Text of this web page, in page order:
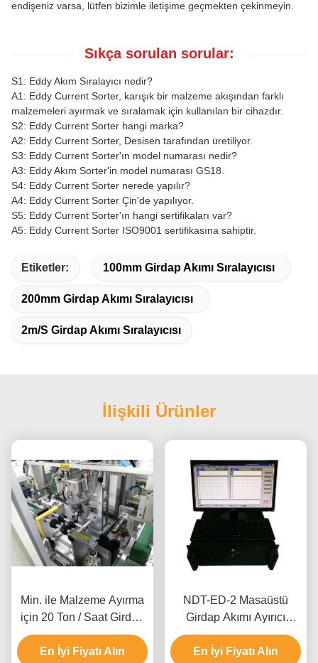
endişeniz varsa, lütfen bizimle iletişime geçmekten çekinmeyin.
Sıkça sorulan sorular:
S1: Eddy Akım Sıralayıcı nedir?
A1: Eddy Current Sorter, karışık bir malzeme akışından farklı
malzemeleri ayırmak ve sıralamak için kullanılan bir cihazdır.
S2: Eddy Current Sorter hangi marka?
A2: Eddy Current Sorter, Desisen tarafından üretiliyor.
S3: Eddy Current Sorter'ın model numarası nedir?
A3: Eddy Akım Sorter'in model numarası GS18.
S4: Eddy Current Sorter nerede yapılır?
A4: Eddy Current Sorter Çin'de yapılıyor.
S5: Eddy Current Sorter'ın hangi sertifikaları var?
A5: Eddy Current Sorter ISO9001 sertifikasına sahiptir.
Etiketler: 100mm Girdap Akımı Sıralayıcısı
200mm Girdap Akımı Sıralayıcısı
2m/s Girdap Akımı Sıralayıcısı
İlişkili Ürünler
Min. ile Malzeme Ayırma
için 20 Ton / Saat Girdap
Akımı Ayırıcı. Sıralama
Derinliği 2mm
En İyi Fiyatı Alın
NDT-ED-2 Masaüstü
Girdap Akımı Ayırıcı
Otomobil Parçaları
Ayırma Sertlik Ayırıcı
En İyi Fiyatı Alın